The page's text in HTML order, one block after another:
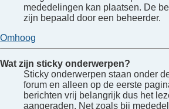
mededelingen kan plaatsen. De
zijn bepaald door een beheerder.
Omhoog
Wat zijn sticky onderwerpen?
Sticky onderwerpen staan onder
forum en alleen op de eerste
berichten vrij belangrijk dus het
aangeraden. Net zoals bij